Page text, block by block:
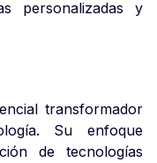
personalizadas y
transformador
Su enfoque
de tecnologías